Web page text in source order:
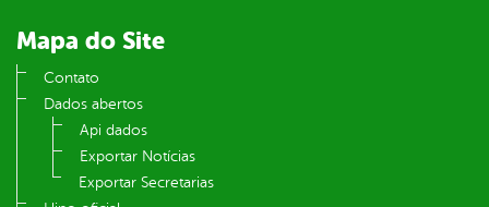
Mapa do Site
Contato
Dados abertos
Api dados
Exportar Notícias
Exportar Secretarias